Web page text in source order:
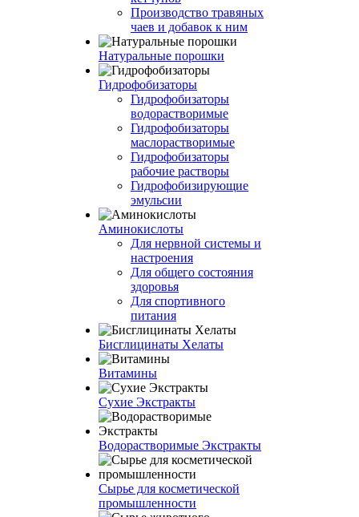
Производство травяных
чаев и добавок к ним
Натуральные порошки
Гидрофобизаторы
Гидрофобизаторы
водорастворимые
Гидрофобизаторы
маслорастворимые
Гидрофобизаторы
рабочие растворы
Гидрофобизирующие
эмульсии
Аминокислоты
Для нервной системы и
настроения
Для общего состояния
здоровья
Для спортивного
питания
Бисглицинаты Хелаты
Витамины
Сухие Экстракты
Водорастворимые Экстракты
Сырье для косметической
промышленности